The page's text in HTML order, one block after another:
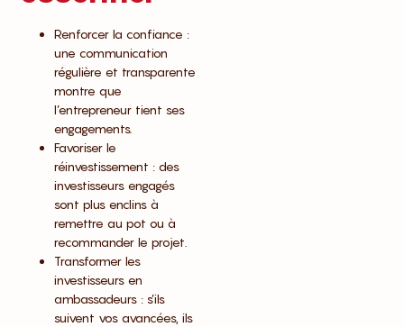
Renforcer la confiance :
une communication
régulière et transparente
montre que
l’entrepreneur tient ses
engagements.
Favoriser le
réinvestissement : des
investisseurs engagés
sont plus enclins à
remettre au pot ou à
recommander le projet.
Transformer les
investisseurs en
ambassadeurs : s’ils
suivent vos avancées, ils